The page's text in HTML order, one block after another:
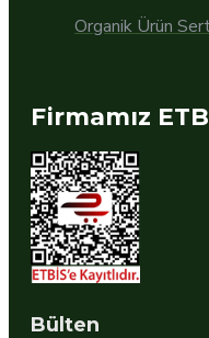
Organik Ürün
Firmamız
Bülten